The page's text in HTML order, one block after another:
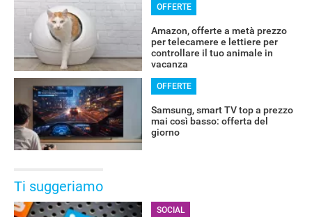
OFFERTE
Amazon, offerte a metà prezzo
per telecamere e lettiere per
controllare il tuo animale in
vacanza
OFFERTE
Samsung, smart TV top a prezzo
mai così basso: offerta del
giorno
Ti suggeriamo
SOCIAL